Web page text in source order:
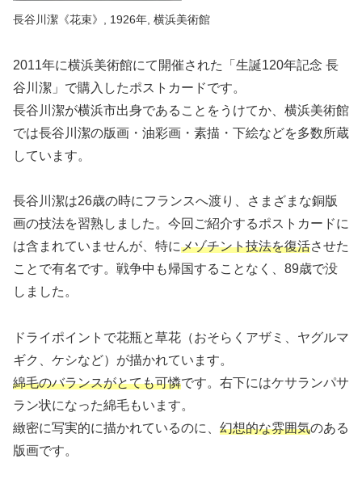
長谷川潔《花束》, 1926年, 横浜美術館
2011年に横浜美術館にて開催された「生誕120年記念 長
谷川潔」で購入したポストカードです。
長谷川潔が横浜市出身であることをうけてか、横浜美術館
では長谷川潔の版画・油彩画・素描・下絵などを多数所蔵
しています。
長谷川潔は26歳の時にフランスへ渡り、さまざまな銅版
画の技法を習熟しました。今回ご紹介するポストカードに
は含まれていませんが、特にメゾチント技法を復活させた
ことで有名です。戦争中も帰国することなく、89歳で没
しました。
ドライポイントで花瓶と草花（おそらくアザミ、ヤグルマ
ギク、ケシなど）が描かれています。
綿毛のバランスがとても可憐です。右下にはケサランパサ
ラン状になった綿毛もいます。
緻密に写実的に描かれているのに、 幻想的な雰囲気のある
版画です。